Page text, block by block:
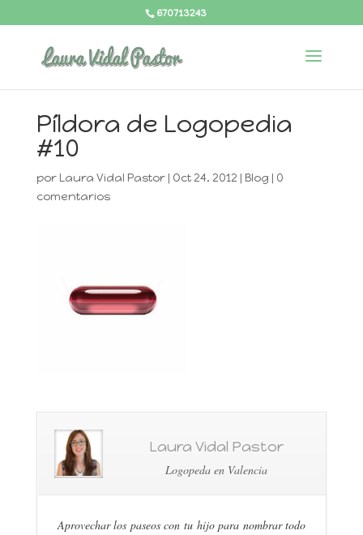
670713243
Píldora de Logopedia
#10
por Laura Vidal Pastor| Oct 24, 2012 | Blog | 0
comentarios
Laura Vidal Pastor
Logopeda en Valencia
Aprovechar los paseos con tu hijo para nombrar todo